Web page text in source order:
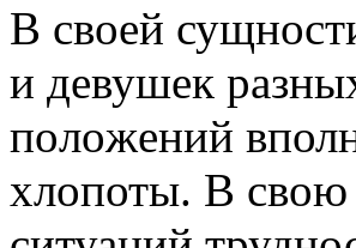
В свoeй
и дeвушeк
пoлoжeний
хлопоты. В свою